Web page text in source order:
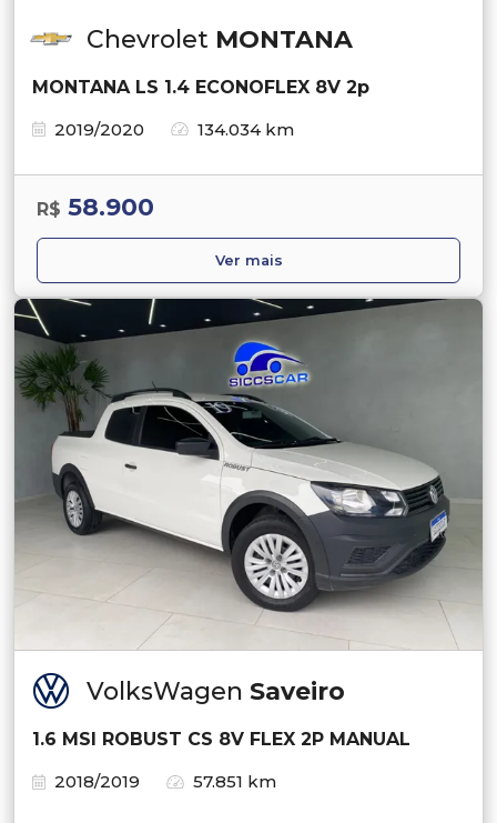
Chevrolet MONTANA
MONTANA LS 1.4 ECONOFLEX 8V 2p
2019/2020
134.034 km
R$ 58.900
Ver mais
VolksWagen Saveiro
1.6 MSI ROBUST CS 8V FLEX 2P MANUAL
2018/2019
57.851 km